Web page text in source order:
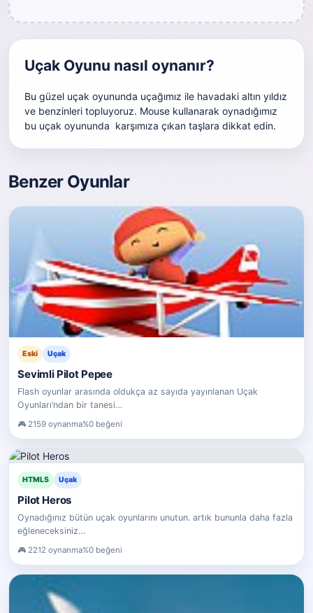
Uçak Oyunu nasıl oynanır?
Bu güzel uçak oyununda uçağımız ile havadaki altın yıldız
ve benzinleri topluyoruz. Mouse kullanarak oynadığımız
bu uçak oyununda karşımıza çıkan taşlara dikkat edin.
Benzer Oyunlar
Eski Uçak
Sevimli Pilot Pepee
Flash oyunlar arasında oldukça az sayıda yayınlanan Uçak
Oyunları‘ndan bir tanesi…
2159 oynanma%0 beğeni
HTML5 Uçak
Pilot Heros
Oynadığınız bütün uçak oyunlarını unutun. artık bununla daha fazla
eğleneceksiniz…
2212 oynanma%0 beğeni